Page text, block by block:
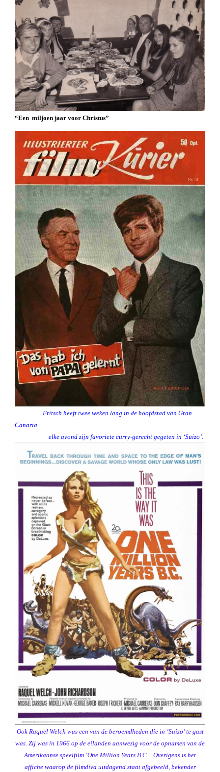
“Een miljoen jaar voor Christus”
Fritsch heeft twee weken lang in de hoofdstad van Gran
Canaria
elke avond zijn favoriete curry-gerecht gegeten in ‘Suizo’.
Ook Raquel Welch was een van de beroemdheden die in ‘Suizo’ te gast
was. Zij was in 1966 op de eilanden aanwezig voor de opnamen van de
Amerikaanse speelfilm ‘One Million Years B.C.’. Overigens is het
affiche waarop de filmdiva uitdagend staat afgebeeld, bekender